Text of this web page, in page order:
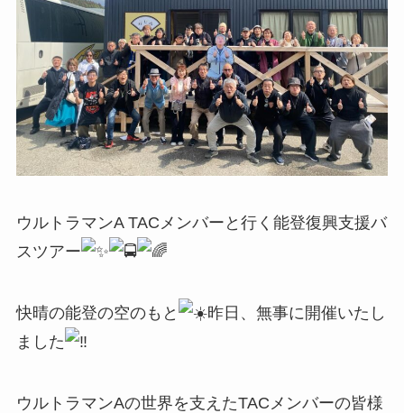
ウルトラマンA TACメンバーと行く能登復興支援バ
スツアー
快晴の能登の空のもと
昨日、無事に開催いたし
ました
ウルトラマンAの世界を支えたTACメンバーの皆様